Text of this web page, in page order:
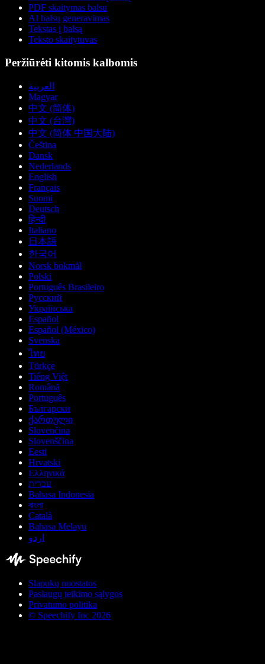
PDF skaitymas balsu
AI balsų generavimas
Tekstas į balsą
Teksto skaitytuvas
Peržiūrėti kitomis kalbomis
العربية
Magyar
中文 (简体)
中文 (台灣)
中文 (简体 中国大陆)
Čeština
Dansk
Nederlands
English
Français
Suomi
Deutsch
हिन्दी
Italiano
日本語
한국어
Norsk bokmål
Polski
Português Brasileiro
Русский
Українська
Español
Español (México)
Svenska
ไทย
Türkçe
Tiếng Việt
Română
Português
Български
ქართული
Slovenčina
Slovenščina
Eesti
Hrvatski
Ελληνικά
עברית
Bahasa Indonesia
বাংলা
Català
Bahasa Melayu
اردو
Slapukų nuostatos
Paslaugų teikimo sąlygos
Privatumo politika
© Speechify Inc 2026